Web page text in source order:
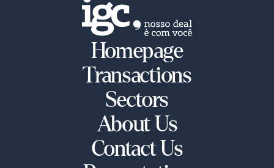
Homepage
Transactions
Sectors
About Us
Contact Us